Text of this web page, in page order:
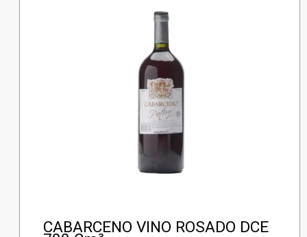
CABARCENO VINO ROSADO DCE